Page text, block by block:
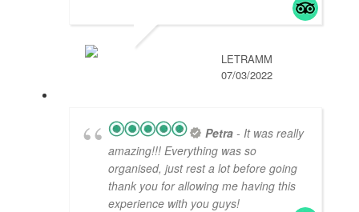
LETRAMM
07/03/2022
Petra - It was really
amazing!!! Everything was so
organised, just rest a lot before going
thank you for allowing me having this
experience with you guys!